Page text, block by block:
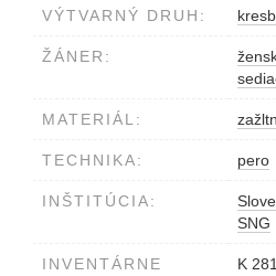
VÝTVARNÝ DRUH:
ŽÁNER:
MATERIÁL:
TECHNIKA: pero
INŠTITÚCIA:
SNG
INVENTÁRNE
K